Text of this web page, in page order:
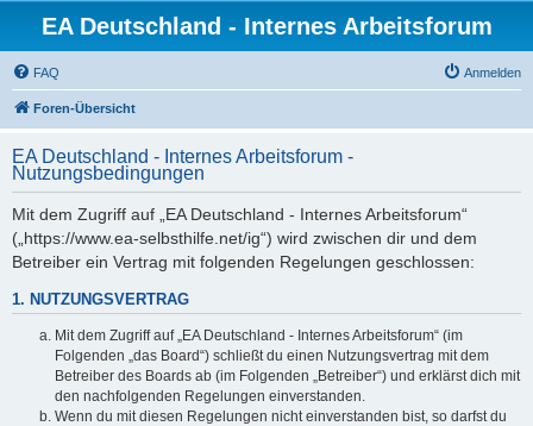
EA Deutschland - Internes Arbeitsforum
FAQ Anmelden
Foren-Übersicht
EA Deutschland - Internes Arbeitsforum -
Nutzungsbedingungen
Mit dem Zugriff auf „EA Deutschland - Internes Arbeitsforum“
(„https://www.ea-selbsthilfe.net/ig“) wird zwischen dir und dem
Betreiber ein Vertrag mit folgenden Regelungen geschlossen:
1. NUTZUNGSVERTRAG
Mit dem Zugriff auf „EA Deutschland - Internes Arbeitsforum“ (im
Folgenden „das Board“) schließt du einen Nutzungsvertrag mit dem
Betreiber des Boards ab (im Folgenden „Betreiber“) und erklärst dich mit
den nachfolgenden Regelungen einverstanden.
Wenn du mit diesen Regelungen nicht einverstanden bist, so darfst du